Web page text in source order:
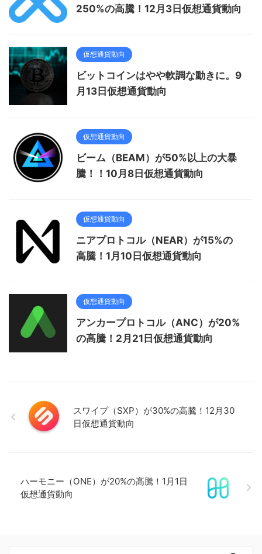
250%の高騰！12月3日仮想通貨動向
仮想通貨動向
ビットコインはやや軟調な動きに。9
月13日仮想通貨動向
仮想通貨動向
ビーム（BEAM）が50%以上の大暴
騰！！10月8日仮想通貨動向
仮想通貨動向
ニアプロトコル（NEAR）が15%の
高騰！1月10日仮想通貨動向
仮想通貨動向
アンカープロトコル（ANC）が20%
の高騰！2月21日仮想通貨動向
スワイプ（SXP）が30%の高騰！12月30
日仮想通貨動向
ハーモニー（ONE）が20%の高騰！1月1日
仮想通貨動向